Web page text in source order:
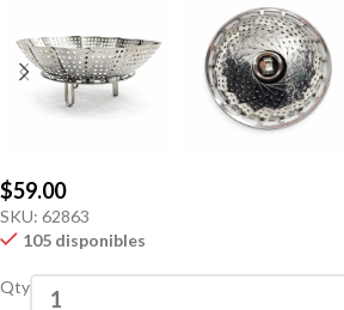
$59.00
SKU: 62863
105 disponibles
Qty